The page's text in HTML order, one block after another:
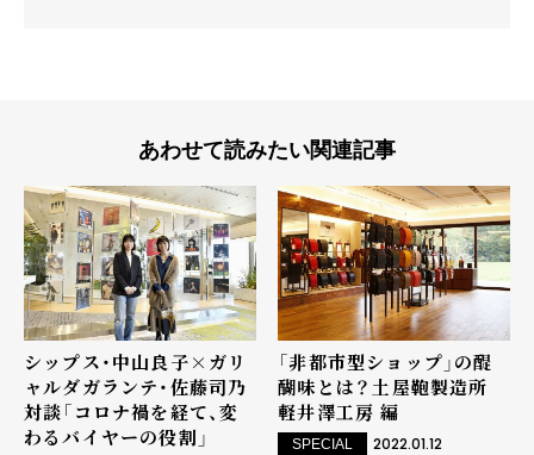
あわせて読みたい関連記事
シップス・中山良子×ガリ
ャルダガランテ・佐藤司乃
対談「コロナ禍を経て、変
わるバイヤーの役割」
「非都市型ショップ」の醍
醐味とは？――土屋鞄製造所
軽井澤工房 編
SPECIAL 2022.01.12